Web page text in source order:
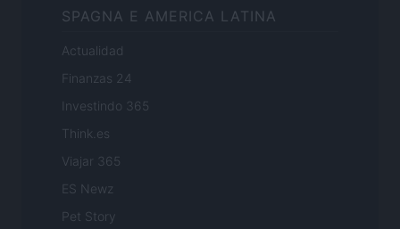
SPAGNA E AMERICA LATINA
Actualidad
Finanzas 24
Investindo 365
Think.es
Viajar 365
ES Newz
Pet Story